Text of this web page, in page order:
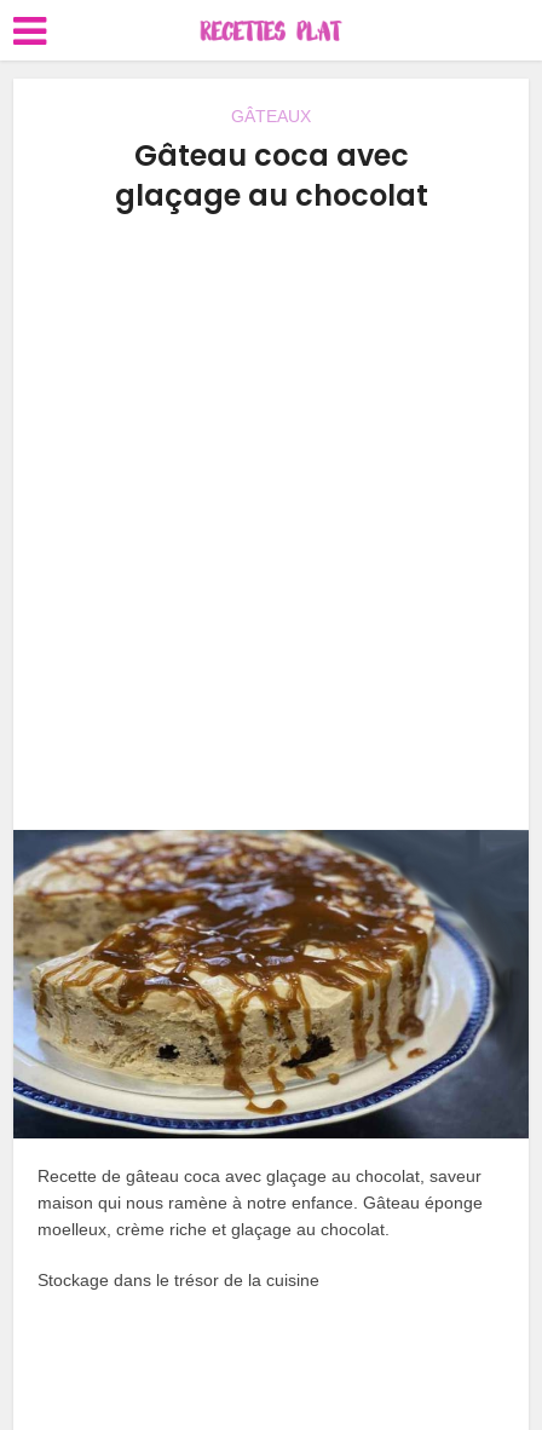
GÂTEAUX
Gâteau coca avec
glaçage au chocolat
Recette de gâteau coca avec glaçage au chocolat, saveur
maison qui nous ramène à notre enfance. Gâteau éponge
moelleux, crème riche et glaçage au chocolat.
Stockage dans le trésor de la cuisine